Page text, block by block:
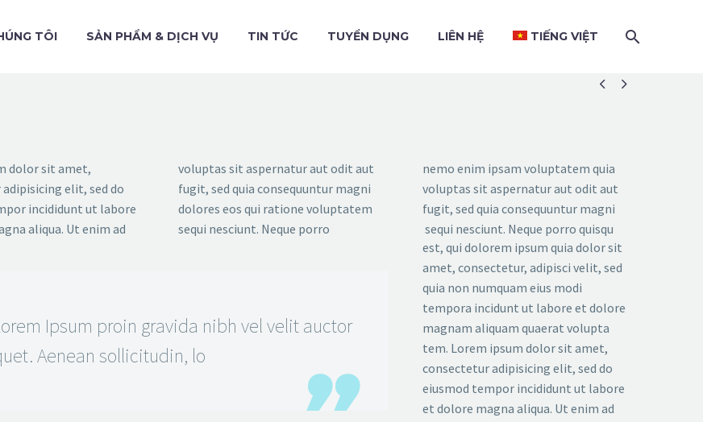
TÔI SẢN PHẨM & DỊCH VỤ TIN TỨC TUYỂN DỤNG LIÊN HỆ TIẾNG VIỆT
 
dolor sit amet,
elit, sed do
incididunt ut labore
aliqua. Ut enim ad
voluptas sit aspernatur aut odit aut
fugit, sed quia consequuntur magni
dolores eos qui ratione voluptatem
sequi nesciunt. Neque porro
nemo enim ipsam voluptatem quia
voluptas sit aspernatur aut odit aut
fugit, sed quia consequuntur magni
sequi nesciunt. Neque porro quisqu
Ipsum proin gravida nibh vel velit auctor
Aenean sollicitudin, lo
est, qui dolorem ipsum quia dolor sit
amet, consectetur, adipisci velit, sed
quia non numquam eius modi
tempora incidunt ut labore et dolore
magnam aliquam quaerat volupta
tem. Lorem ipsum dolor sit amet,
consectetur adipisicing elit, sed do
eiusmod tempor incididunt ut labore
et dolore magna aliqua. Ut enim ad